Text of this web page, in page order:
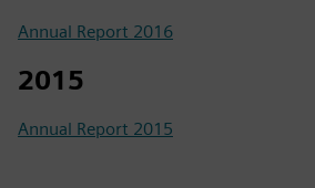
Annual Report 2016
2015
Annual Report 2015